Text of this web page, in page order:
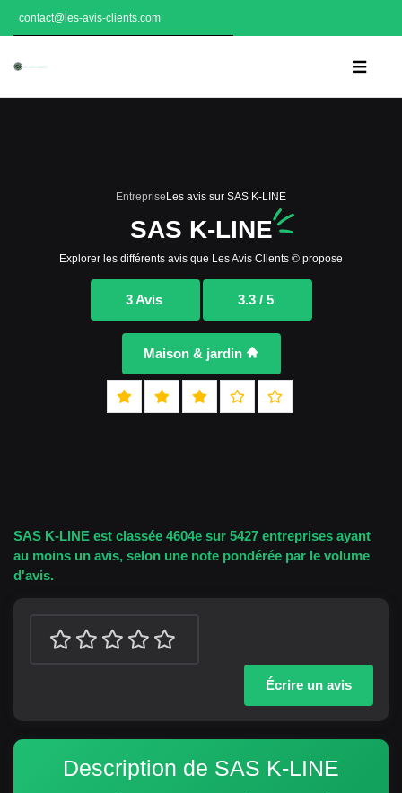
contact@les-avis-clients.com
Entreprise Les avis sur SAS K-LINE
SAS K-LINE
Explorer les différents avis que Les Avis Clients © propose
3 Avis 3.3 / 5
Maison & jardin
SAS K-LINE est classée 4604e sur 5427 entreprises ayant
au moins un avis, selon une note pondérée par le volume
d'avis.
Écrire un avis
Description de SAS K-LINE